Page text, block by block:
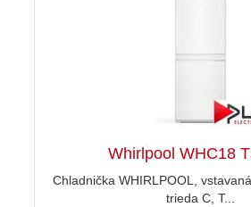
Whirlpool WHC18
Chladnička WHIRLPOOL,
trieda C, T...